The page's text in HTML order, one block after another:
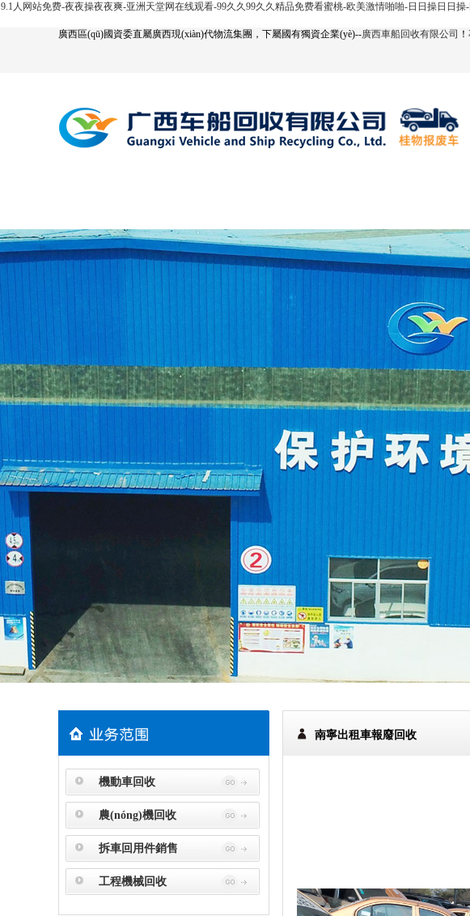
9.1人网站免费-夜夜操夜夜爽-亚洲天堂网在线观看-99久久99久久精品免费看蜜桃-欧美激情啪啪-日日操日日
廣西區(qū)國資委直屬廣西現(xiàn)代物流集團，下屬國有獨資企業(yè)--廣西車船回收有限公司
機動車回收
農(nóng)機回收
拆車回用件銷售
工程機械回收
南寧出租車報廢回收